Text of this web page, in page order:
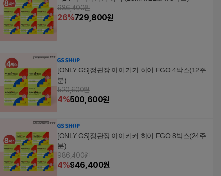
986,400원
26%729,800원
[ONLY GS]정관장 아이키커 하이 FGO 4박스(12주
분)
520,600원
4%500,600원
[ONLY GS]정관장 아이키커 하이 FGO 8박스(24주
분)
986,400원
4%946,400원